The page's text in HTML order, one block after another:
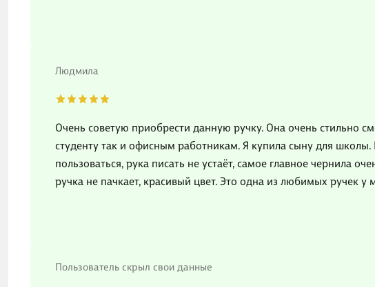
Людмила
Очень советую приобрести данную ручку. Она очень стильно
студенту так и офисным работникам. Я купила сыну для
пользоваться, рука писать не устаёт, самое главное чернила
ручка не пачкает, красивый цвет. Это одна из любимых ручек
Пользователь скрыл свои данные